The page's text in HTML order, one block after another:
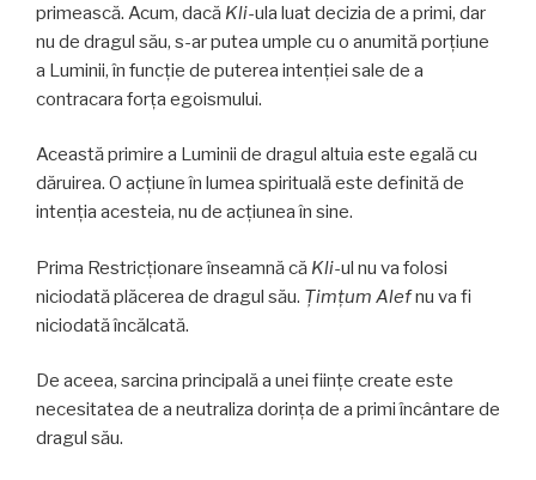
primească. Acum, dacă Kli-ula luat decizia de a primi, dar
nu de dragul său, s-ar putea umple cu o anumită porțiune
a Luminii, în funcție de puterea intenției sale de a
contracara forța egoismului.
Această primire a Luminii de dragul altuia este egală cu
dăruirea. O acțiune în lumea spirituală este definită de
intenția acesteia, nu de acțiunea în sine.
Prima Restricționare înseamnă că Kli-ul nu va folosi
niciodată plăcerea de dragul său. Ţimţum Alefnu va fi
niciodată încălcată.
De aceea, sarcina principală a unei ființe create este
necesitatea de a neutraliza dorința de a primi încântare de
dragul său.